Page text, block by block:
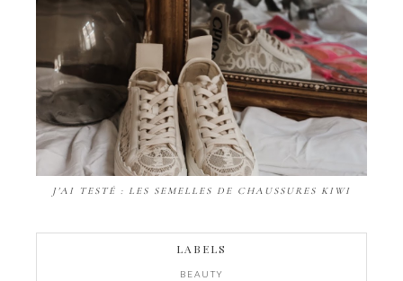
J'AI TESTÉ : LES SEMELLES DE CHAUSSURES KIWI
LABELS
BEAUTY